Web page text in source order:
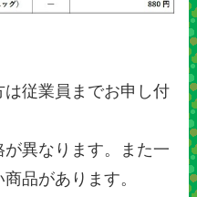
従業員までお申し付
異なります。また一
品があります。